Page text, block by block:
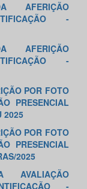
AFERIÇÃO
-
AFERIÇÃO
-
POR FOTO
PRESENCIAL
2025
POR FOTO
PRESENCIAL
2025
AVALIAÇÃO
-